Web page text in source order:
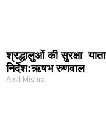
श्रद्धालुओं की सुरक्षा
निर्देश:ऋषभ रुणवाल
Amit Mishra